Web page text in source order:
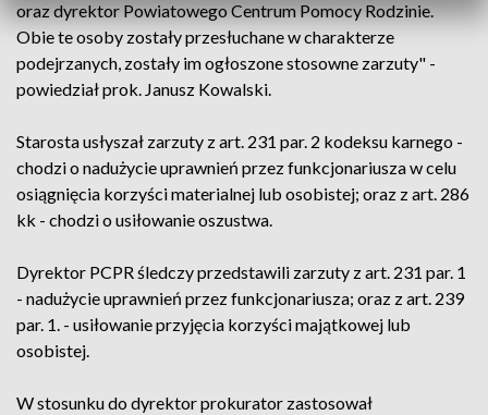
oraz dyrektor Powiatowego Centrum Pomocy Rodzinie.
Obie te osoby zostały przesłuchane w charakterze
podejrzanych, zostały im ogłoszone stosowne zarzuty" -
powiedział prok. Janusz Kowalski.
Starosta usłyszał zarzuty z art. 231 par. 2 kodeksu karnego -
chodzi o nadużycie uprawnień przez funkcjonariusza w celu
osiągnięcia korzyści materialnej lub osobistej; oraz z art. 286
kk - chodzi o usiłowanie oszustwa.
Dyrektor PCPR śledczy przedstawili zarzuty z art. 231 par. 1
- nadużycie uprawnień przez funkcjonariusza; oraz z art. 239
par. 1. - usiłowanie przyjęcia korzyści majątkowej lub
osobistej.
W stosunku do dyrektor prokurator zastosował